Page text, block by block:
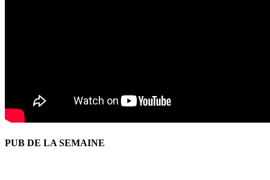
PUB DE LA SEMAINE